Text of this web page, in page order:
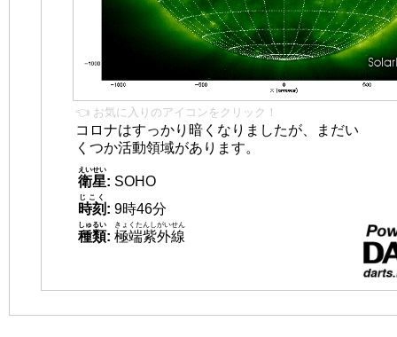
👈 お気に入りのアイコンをクリック！
コロナはすっかり暗くなりましたが、まだい
くつか活動領域があります。
衛星
えいせい
: SOHO
時刻
じこく
: 9時46分
種類
しゅるい
: 極端紫外線
きょくたんしがいせん